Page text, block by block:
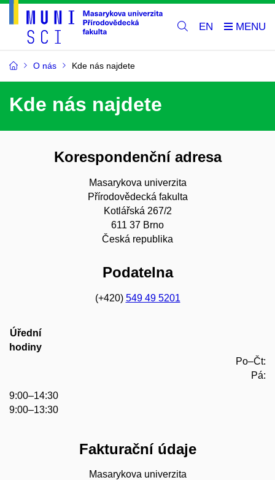
EN
O nás Kde nás najdete
Kde nás najdete
Korespondenční adresa
Masarykova univerzita
Přírodovědecká fakulta
Kotlářská 267/2
611 37 Brno
Česká republika
Podatelna
(+420) 549 49 5201
Úřední
hodiny
Po–Čt:
Pá:
9:00–14:30
9:00–13:30
Fakturační údaje
Masarykova univerzita